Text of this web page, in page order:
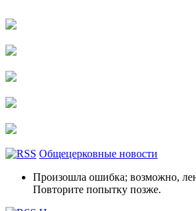
Общецерковные новости
Произошла ошибка; возможно,
Повторите попытку позже.